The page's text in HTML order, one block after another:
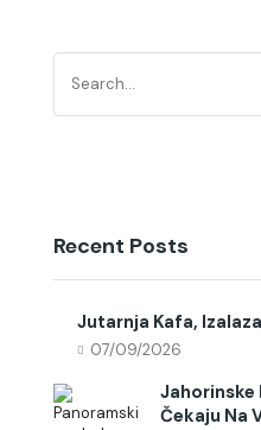
Recent Posts
Jutarnja Kafa,
07/09/2026
Jahorinske
Čekaju Na